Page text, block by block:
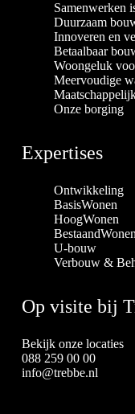
Samenwerken
Duurzaam
Innoveren en
Betaalbaar
Woongeluk
Meervoudige
Onze borging
Expertises
Ontwikkeling
BasisWonen
HoogWonen
BestaandWonen
U-bouw
Verbouw &
Op visite bij
Bekijk onze locaties
088 259 00 00
info@trebbe.nl